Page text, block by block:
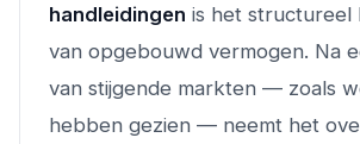
handleidingen is het structureel
van opgebouwd vermogen. Na
van stijgende markten — zoals
hebben gezien — neemt het